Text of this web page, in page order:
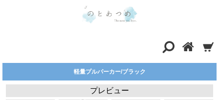
軽量プルパーカー/ブラック
プレビュー